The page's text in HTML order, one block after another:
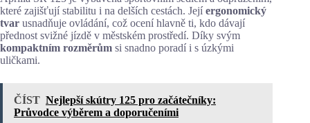
které zajišťují stabilitu i na delších cestách. Její ergonomický
tvar usnadňuje ovládání, což ocení hlavně ti, kdo dávají
přednost svižné jízdě v městském prostředí. Díky svým
kompaktním rozměrům si snadno poradí i s úzkými
uličkami.
ČÍST Nejlepší skútry 125 pro začátečníky:
Průvodce výběrem a doporučeními